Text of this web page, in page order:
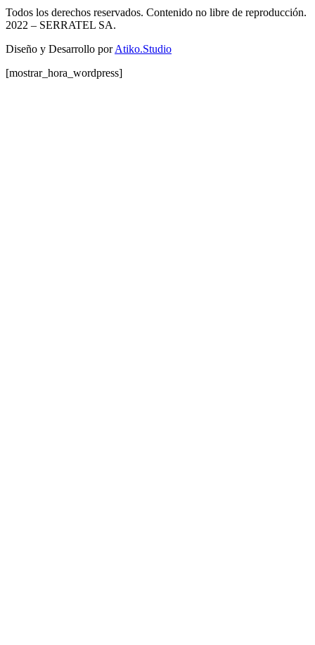
Todos los derechos reservados. Contenido no libre de reproducción.
2022 – SERRATEL SA.
Diseño y Desarrollo porAtiko.Studio
[mostrar_hora_wordpress]